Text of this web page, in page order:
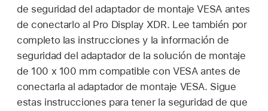
de seguridad del adaptador de montaje VESA antes
de conectarlo al Pro Display XDR. Lee también por
completo las instrucciones y la información de
seguridad del adaptador de la solución de montaje
de 100 x 100 mm compatible con VESA antes de
conectarla al adaptador de montaje VESA. Sigue
estas instrucciones para tener la seguridad de que